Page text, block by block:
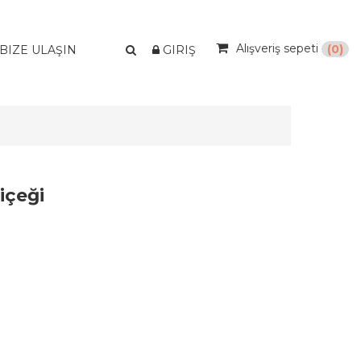
GIRIŞ Alışveriş sepeti (0)
BIZE ULAŞIN